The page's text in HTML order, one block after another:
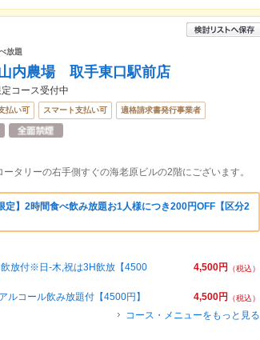
放題
内農場 取手東口駅前店
コース受付中
払い可 スマート支払い可 適格請求書発行事業者
タリーの右手側すぐの海老原ビルの2階にございます。
限定】2時間食べ飲み放題お1人様につき200円OFF【区分2
4,500円
（税込）
放付※日-木,祝は3H飲放【4500
4,500円
（税込）
コール飲み放題付【4500円】
コース・メニューをもっと見る